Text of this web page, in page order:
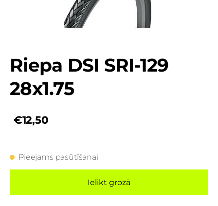
Riepa DSI SRI-129
28x1.75
€12,50
Pieejams pasūtīšanai
Ielikt grozā